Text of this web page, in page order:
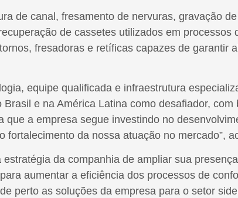
de canal, fresamento de nervuras, gravação
de cassetes utilizados em processos
fresadoras e retíficas capazes de garantir
equipe qualificada e infraestrutura
e na América Latina como desafiador, com
a empresa segue investindo no
da nossa atuação no mercado”,
da companhia de ampliar sua
aumentar a eficiência dos processos de
perto as soluções da empresa para o setor